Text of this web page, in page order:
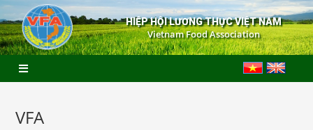
HIỆP HỘI LƯƠNG THỰC VIỆT NAM
Vietnam Food Association
VFA